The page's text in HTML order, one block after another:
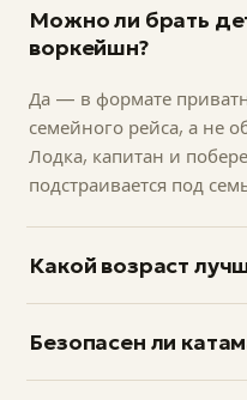
Можно ли брать
воркейшн?
Да — в формате
семейного рейса, а не
Лодка, капитан и
подстраивается под
Какой возраст
взрослых. До 3 лет
большинство семей
Безопасен ли